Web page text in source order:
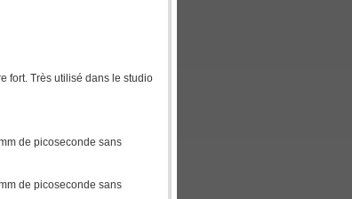
fort. Très utilisé dans le studio
de picoseconde sans
de picoseconde sans